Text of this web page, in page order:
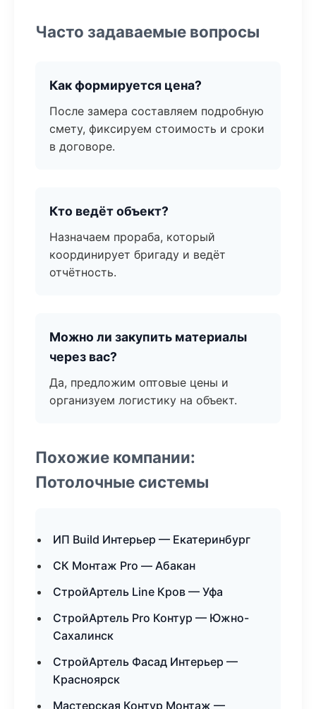
Часто задаваемые вопросы
Как формируется цена?
После замера составляем подробную
смету, фиксируем стоимость и сроки
в договоре.
Кто ведёт объект?
Назначаем прораба, который
координирует бригаду и ведёт
отчётность.
Можно ли закупить материалы
через вас?
Да, предложим оптовые цены и
организуем логистику на объект.
Похожие компании:
Потолочные системы
ИП Build Интерьер — Екатеринбург
СК Монтаж Pro — Абакан
СтройАртель Line Кров — Уфа
СтройАртель Pro Контур — Южно-
Сахалинск
СтройАртель Фасад Интерьер —
Красноярск
Мастерская Контур Монтаж —